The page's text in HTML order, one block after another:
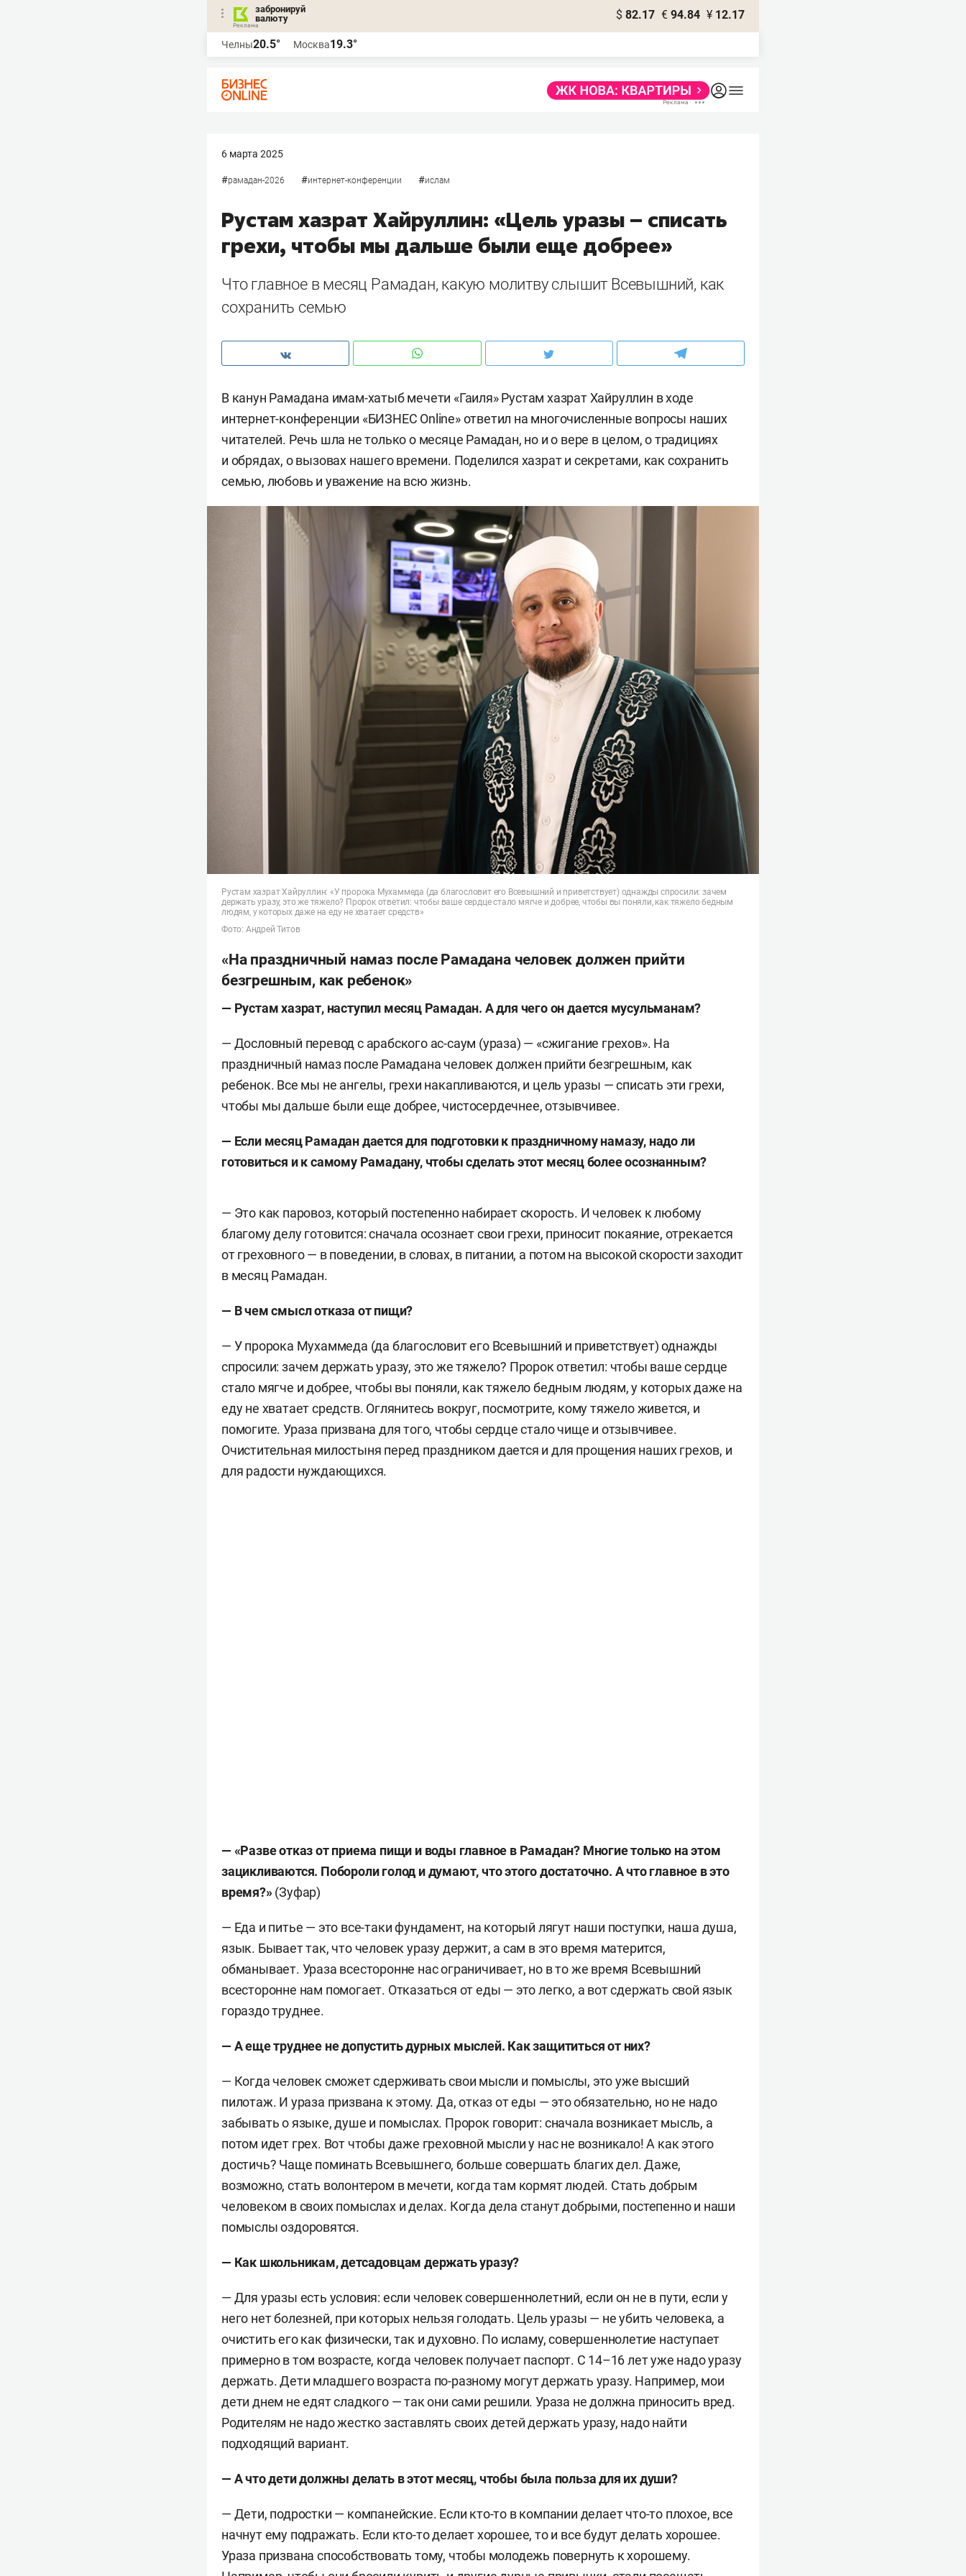
забронируй
валюту
$ 82.17 € 94.84 ¥ 12.17
Челны20.5° Москва19.3°
6 марта 2025
#рамадан-2026 #интернет-конференции #ислам
Рустам хазрат Хайруллин: «Цель уразы – списать
грехи, чтобы мы дальше были еще добрее»
Что главное в месяц Рамадан, какую молитву слышит Всевышний, как
сохранить семью
В канун Рамадана имам-хатыб мечети «Гаиля» Рустам хазрат Хайруллин в ходе
интернет-конференции «БИЗНЕС Online» ответил на многочисленные вопросы наших
читателей. Речь шла не только о месяце Рамадан, но и о вере в целом, о традициях
и обрядах, о вызовах нашего времени. Поделился хазрат и секретами, как сохранить
семью, любовь и уважение на всю жизнь.
Рустам хазрат Хайруллин: «У пророка Мухаммеда (да благословит его Всевышний и приветствует) однажды спросили: зачем
держать уразу, это же тяжело? Пророк ответил: чтобы ваше сердце стало мягче и добрее, чтобы вы поняли, как тяжело бедным
людям, у которых даже на еду не хватает средств»
Фото: Андрей Титов
«На праздничный намаз после Рамадана человек должен прийти
безгрешным, как ребенок»
— Рустам хазрат, наступил месяц Рамадан. А для чего он дается мусульманам?
— Дословный перевод с арабского ас-саум (ураза) — «сжигание грехов». На
праздничный намаз после Рамадана человек должен прийти безгрешным, как
ребенок. Все мы не ангелы, грехи накапливаются, и цель уразы — списать эти грехи,
чтобы мы дальше были еще добрее, чистосердечнее, отзывчивее.
— Если месяц Рамадан дается для подготовки к праздничному намазу, надо ли
готовиться и к самому Рамадану, чтобы сделать этот месяц более осознанным?
— Это как паровоз, который постепенно набирает скорость. И человек к любому
благому делу готовится: сначала осознает свои грехи, приносит покаяние, отрекается
от греховного — в поведении, в словах, в питании, а потом на высокой скорости заходит
в месяц Рамадан.
— В чем смысл отказа от пищи?
— У пророка Мухаммеда (да благословит его Всевышний и приветствует) однажды
спросили: зачем держать уразу, это же тяжело? Пророк ответил: чтобы ваше сердце
стало мягче и добрее, чтобы вы поняли, как тяжело бедным людям, у которых даже на
еду не хватает средств. Оглянитесь вокруг, посмотрите, кому тяжело живется, и
помогите. Ураза призвана для того, чтобы сердце стало чище и отзывчивее.
Очистительная милостыня перед праздником дается и для прощения наших грехов, и
для радости нуждающихся.
— «Разве отказ от приема пищи и воды главное в Рамадан? Многие только на этом
зацикливаются. Побороли голод и думают, что этого достаточно. А что главное в это
время?»(Зуфар)
— Еда и питье — это все-таки фундамент, на который лягут наши поступки, наша душа,
язык. Бывает так, что человек уразу держит, а сам в это время матерится,
обманывает. Ураза всесторонне нас ограничивает, но в то же время Всевышний
всесторонне нам помогает. Отказаться от еды — это легко, а вот сдержать свой язык
гораздо труднее.
— А еще труднее не допустить дурных мыслей. Как защититься от них?
— Когда человек сможет сдерживать свои мысли и помыслы, это уже высший
пилотаж. И ураза призвана к этому. Да, отказ от еды — это обязательно, но не надо
забывать о языке, душе и помыслах. Пророк говорит: сначала возникает мысль, а
потом идет грех. Вот чтобы даже греховной мысли у нас не возникало! А как этого
достичь? Чаще поминать Всевышнего, больше совершать благих дел. Даже,
возможно, стать волонтером в мечети, когда там кормят людей. Стать добрым
человеком в своих помыслах и делах. Когда дела станут добрыми, постепенно и наши
помыслы оздоровятся.
— Как школьникам, детсадовцам держать уразу?
— Для уразы есть условия: если человек совершеннолетний, если он не в пути, если у
него нет болезней, при которых нельзя голодать. Цель уразы — не убить человека, а
очистить его как физически, так и духовно. По исламу, совершеннолетие наступает
примерно в том возрасте, когда человек получает паспорт. С 14–16 лет уже надо уразу
держать. Дети младшего возраста по-разному могут держать уразу. Например, мои
дети днем не едят сладкого — так они сами решили. Ураза не должна приносить вред.
Родителям не надо жестко заставлять своих детей держать уразу, надо найти
подходящий вариант.
— А что дети должны делать в этот месяц, чтобы была польза для их души?
— Дети, подростки — компанейские. Если кто-то в компании делает что-то плохое, все
начнут ему подражать. Если кто-то делает хорошее, то и все будут делать хорошее.
Ураза призвана способствовать тому, чтобы молодежь повернуть к хорошему.